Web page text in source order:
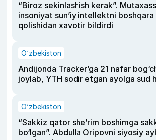
“Biroz sekinlashish kerak”.
insoniyat sun’iy intellektni boshqara
qolishidan xavotir bildirdi
O‘zbekiston
Andijonda Tracker’ga 21 nafar
joylab, YTH sodir etgan ayolga sud
O‘zbekiston
“Sakkiz qator she’rim boshimga
bo‘lgan”. Abdulla Oripovni siyosiy